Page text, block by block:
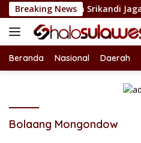
Langsung
ke
konten
Breaking News
Penuh Srikandi Jaga Desa
Beranda Nasional Daerah
Bolaang Mongondow